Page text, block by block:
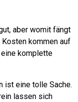
aber womit fängt
kommen auf
komplette
ist eine tolle Sache.
lassen sich